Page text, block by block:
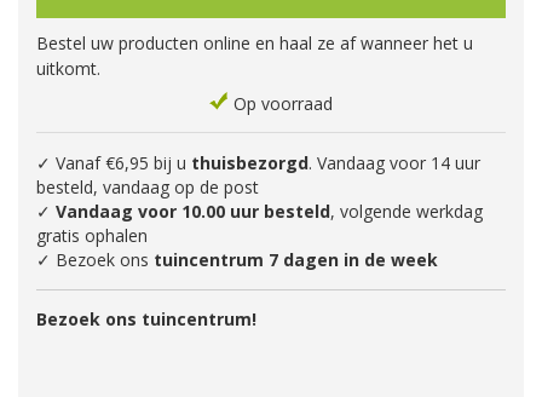
Bestel uw producten online en haal ze af wanneer het u
uitkomt.
Op voorraad
✓ Vanaf €6,95 bij u thuisbezorgd. Vandaag voor 14 uur
besteld, vandaag op de post
✓ Vandaag voor 10.00 uur besteld, volgende werkdag
gratis ophalen
✓ Bezoek ons tuincentrum 7 dagen in de week
Bezoek ons tuincentrum!